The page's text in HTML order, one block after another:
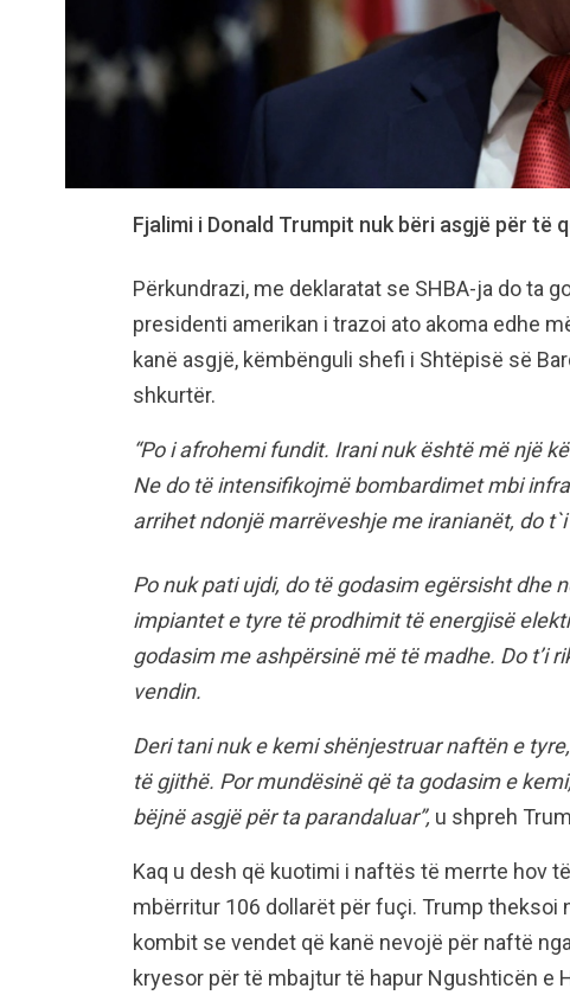
Fjalimi i Donald Trumpit nuk bëri asgjë për
Përkundrazi, me deklaratat se SHBA-ja do ta
presidenti amerikan i trazoi ato akoma edhe
kanë asgjë, këmbënguli shefi i Shtëpisë së
shkurtër.
“Po i afrohemi fundit. Irani nuk është më një
Ne do të intensifikojmë bombardimet mbi
arrihet ndonjë marrëveshje me iranianët, do
Po nuk pati ujdi, do të godasim egërsisht dhe
impiantet e tyre të prodhimit të energjisë
godasim me ashpërsinë më të madhe. Do t’i
vendin.
Deri tani nuk e kemi shënjestruar naftën e
të gjithë. Por mundësinë që ta godasim e
bëjnë asgjë për ta parandaluar”, u shpreh
Kaq u desh që kuotimi i naftës të merrte hov
mbërritur 106 dollarët për fuçi. Trump
kombit se vendet që kanë nevojë për naftë
kryesor për të mbajtur të hapur Ngushticën e